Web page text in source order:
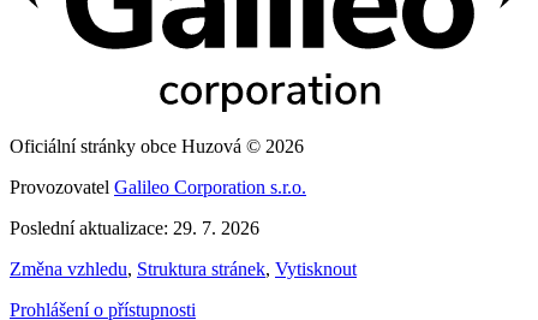
Oficiální stránky obce Huzová © 2026
Provozovatel Galileo Corporation s.r.o.
Poslední aktualizace: 29. 7. 2026
Změna vzhledu, Struktura stránek, Vytisknout
Prohlášení o přístupnosti